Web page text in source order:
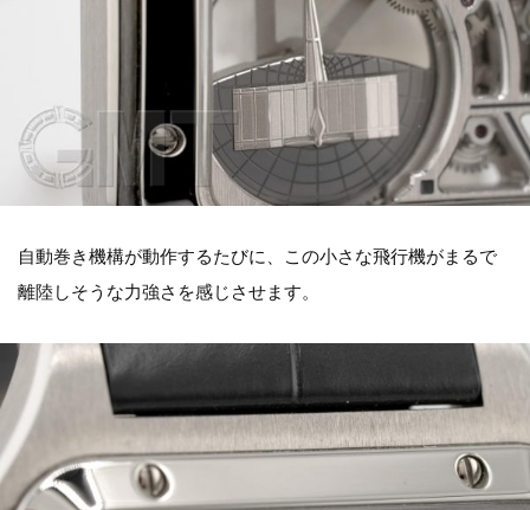
自動巻き機構が動作するたびに、この小さな飛行機がまるで
離陸しそうな力強さを感じさせます。